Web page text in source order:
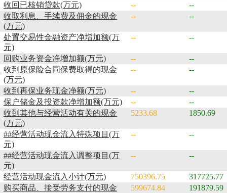
收回已核销贷款(万元) --
--
收取利息、手续费及佣金的现金
(万元)
-- --
处置交易性金融资产净增加额(万
元)
-- --
回购业务资金净增加额(万元) --
--
收到原保险合同保费取得的现金
(万元)
-- --
收到再保业务现金净额(万元) --
--
保户储金及投资款净增加额(万元)
--
--
收到其他与经营活动有关的现金
(万元)
5233.68 1850.69
##经营活动现金流入特殊项目(万
元)
-- --
##经营活动现金流入调整项目(万
元)
-- --
经营活动现金流入小计(万元) 750396.75
317725.77
购买商品、接受劳务支付的现金
599674.84 191879.59